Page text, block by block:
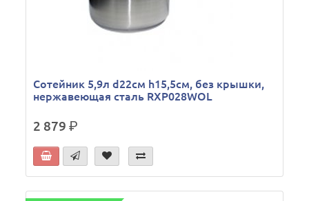
Сотейник 5,9л d22см h15,5см, без крышки,
нержавеющая сталь RXP028WOL
2 879р.